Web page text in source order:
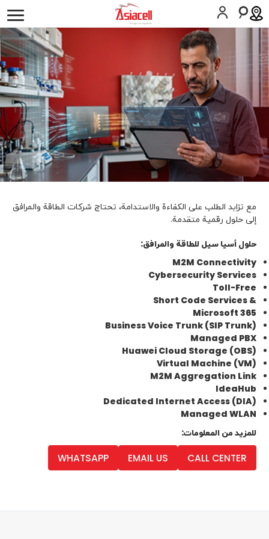
أفراد لمحة عن الشركة
موبايل
حلول الأعمال
الخط الثابت
تکنولوجیا المعلومات والإتصالات
المساعدة
SIM اطلب
كوردى
مع تزايد الطلب على الكفاءة والاستدامة، تحتاج شركات الطاقة والمرافق
إلى حلول رقمية متقدمة.
حلول أسيا سيل للطاقة والمرافق:
M2M Connectivity
Cybersecurity Services
Toll-Free
& Short Code Services
Microsoft 365
Business Voice Trunk (SIP Trunk)
Managed PBX
Huawei Cloud Storage (OBS)
Virtual Machine (VM)
M2M Aggregation Link
IdeaHub
Dedicated Internet Access (DIA)
Managed WLAN
للمزيد من المعلومات:
CALL CENTER
EMAIL US
WHATSAPP